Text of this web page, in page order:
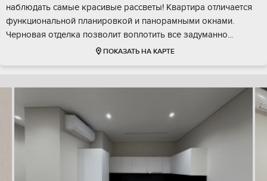
наблюдать самые красивые рассветы! Квартира отличается
функциональной планировкой и панорамными окнами.
Черновая отделка позволит воплотить все задуманно...
ПОКАЗАТЬ НА КАРТЕ